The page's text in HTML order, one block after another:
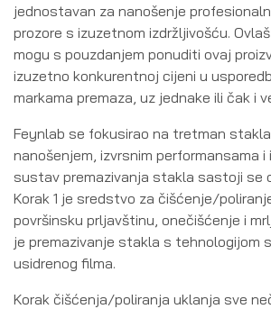
jednostavan za nanošenje
prozore s izuzetnom izdržljivošću.
mogu s pouzdanjem ponuditi ovaj
izuzetno konkurentnoj cijeni u
markama premaza, uz jednake ili čak i
Feynlab se fokusirao na tretman
nanošenjem, izvrsnim performansama i
sustav premazivanja stakla sastoji se
Korak 1 je sredstvo za čišćenje/
površinsku prljavštinu, onečišćenje i
je premazivanje stakla s tehnologijom
usidrenog filma.
Korak čišćenja/poliranja uklanja sve